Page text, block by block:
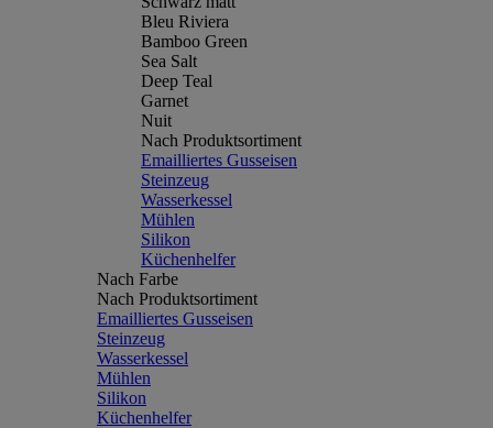
Bleu Riviera
Bamboo Green
Sea Salt
Deep Teal
Garnet
Nuit
Nach Produktsortiment
Emailliertes Gusseisen
Steinzeug
Wasserkessel
Mühlen
Silikon
Küchenhelfer
Nach Farbe
Nach Produktsortiment
Emailliertes Gusseisen
Steinzeug
Wasserkessel
Mühlen
Silikon
Küchenhelfer